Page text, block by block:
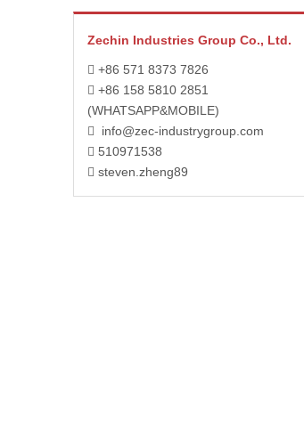
Zechin Industries Group Co., Ltd.
 +86 571 8373 7826
 +86 158 5810 2851
(WHATSAPP&MOBILE)
 info@zec-industrygroup.com
 510971538
 steven.zheng89